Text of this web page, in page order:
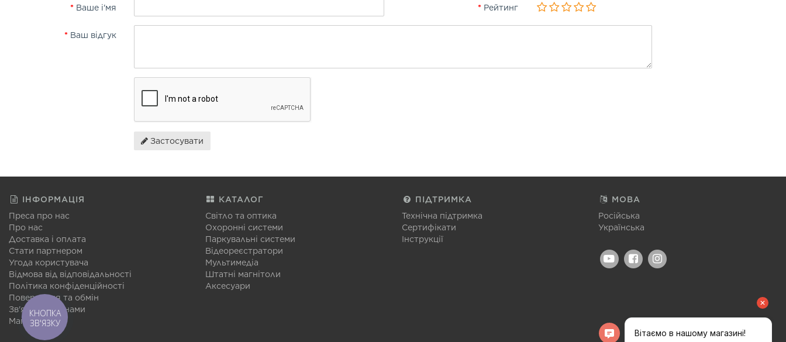
Ваше і'мя Рейтинг
Ваш відгук
Застосувати
ІНФОРМАЦІЯ
Преса про нас
Про нас
Доставка і оплата
Стати партнером
Угода користувача
Відмова від відповідальності
Політика конфіденційності
Повернення та обмін
Зв'язатися з нами
Мапа сайту
КАТАЛОГ
Світло та оптика
Охоронні системи
Паркувальні системи
Відеореєстратори
Мультимедіа
Штатні магнітоли
Аксесуари
ПІДТРИМКА
Технічна підтримка
Сертифікати
Інструкції
МОВА
Російська
Українська
КНОПКА
ЗВ'ЯЗКУ